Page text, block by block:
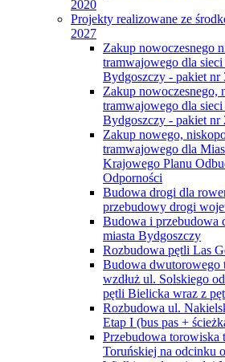
2020
Projekty realizowane ze
2027
Zakup nowoczesnego
tramwajowego dla
Bydgoszczy - pakiet nr
Zakup nowoczesnego,
tramwajowego dla
Bydgoszczy - pakiet nr
Zakup nowego,
tramwajowego dla
Krajowego Planu
Odporności
Budowa drogi dla
przebudowy drogi
Budowa i przebudowa
miasta Bydgoszczy
Rozbudowa pętli Las
Budowa dwutorowego
wzdłuż ul. Solskiego
pętli Bielicka wraz z
Rozbudowa ul.
Etap I (bus pas +
Przebudowa torowiska
Toruńskiej na odcinku